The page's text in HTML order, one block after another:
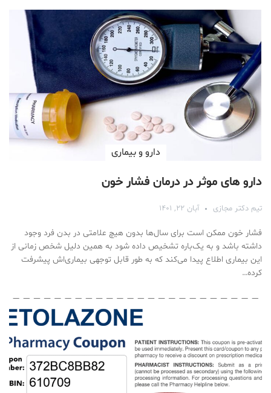
دارو‌ و بیماری
دارو های موثر در درمان فشار خون
تیم دکتر مجازی آبان ۲۲, ۱۴۰۱
فشار خون ممکن است برای سال‌ها بدون هیچ علامتی در بدن فرد وجود
داشته باشد و به یک‌باره تشخیص داده شود به همین دلیل شخص زمانی از
این بیماری اطلاع پیدا می‌کند که به طور قابل توجهی بیماری‌اش پیشرفت
کرده…